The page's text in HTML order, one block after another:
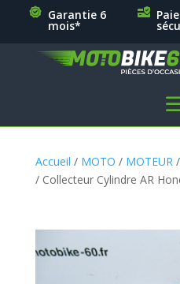
Garantie 6
mois*
Accueil / MOTO / MOTEUR /
/ Collecteur Cylindre AR